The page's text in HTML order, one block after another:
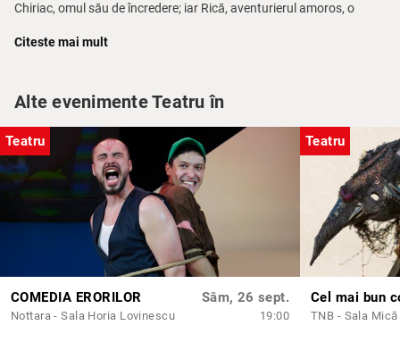
Chiriac, omul său de încredere; iar Rică, aventurierul amoros, o
pitorești.
,,O noapte furtunoasă’’ are un dialog spumos și un ritm sustinut.
Replicile personajelor principale sunt memorabile.
DISTRIBUTIE:
• Jupân Dumitrache Titircă (zis „Titircă Inimă-Rea”), chiristigiu și
căpitan în garda civică – CRISTI MARTIN
PORUMBACU
• Chiriac, tejghetar, om de încredere al lui Dumitrache, sergent în
Citeste mai mult
Alte evenimente Teatru în
Teatru
COMEDIA ERORILOR
Nottara - Sala Horia Lovinescu
Sâm, 26 sept.
19:00
Teatru
Cel mai bun
TNB - Sala Mică